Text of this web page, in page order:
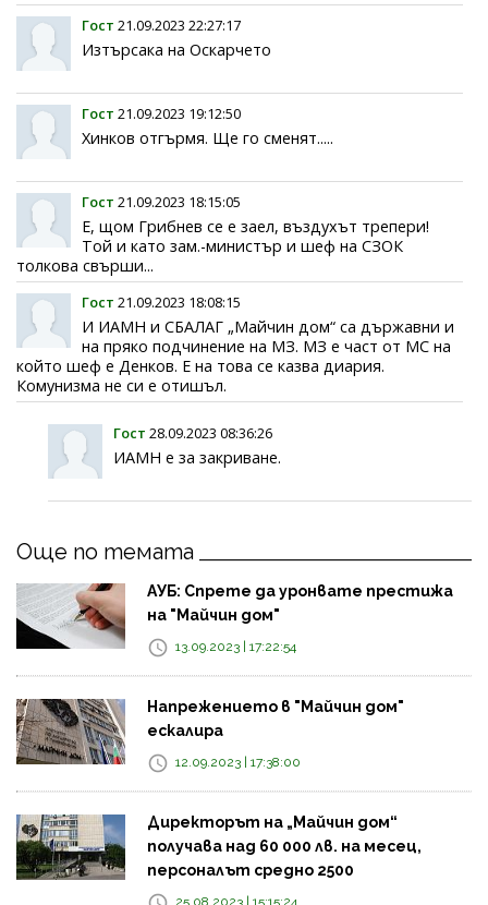
Гост 21.09.2023 22:27:17
Изтърсака на Оскарчето
Гост 21.09.2023 19:12:50
Хинков отгърмя. Ще го сменят.....
Гост 21.09.2023 18:15:05
Е, щом Грибнев се е заел, въздухът трепери!
Той и като зам.-министър и шеф на СЗОК
толкова свърши...
Гост 21.09.2023 18:08:15
И ИАМН и СБАЛАГ „Майчин дом“ са държавни и
на пряко подчинение на МЗ. МЗ е част от МС на
който шеф е Денков. Е на това се казва диария.
Комунизма не си е отишъл.
Гост 28.09.2023 08:36:26
ИАМН е за закриване.
Още по темата
АУБ: Спрете да уронвате престижа
на "Майчин дом"
13.09.2023 | 17:22:54
Напрежението в "Майчин дом"
ескалира
12.09.2023 | 17:38:00
Директорът на „Майчин дом“
получава над 60 000 лв. на месец,
персоналът средно 2500
25.08.2023 | 15:15:24